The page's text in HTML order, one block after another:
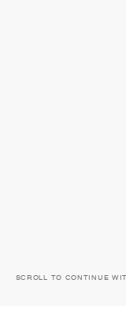
SCROLL TO CONTINUE